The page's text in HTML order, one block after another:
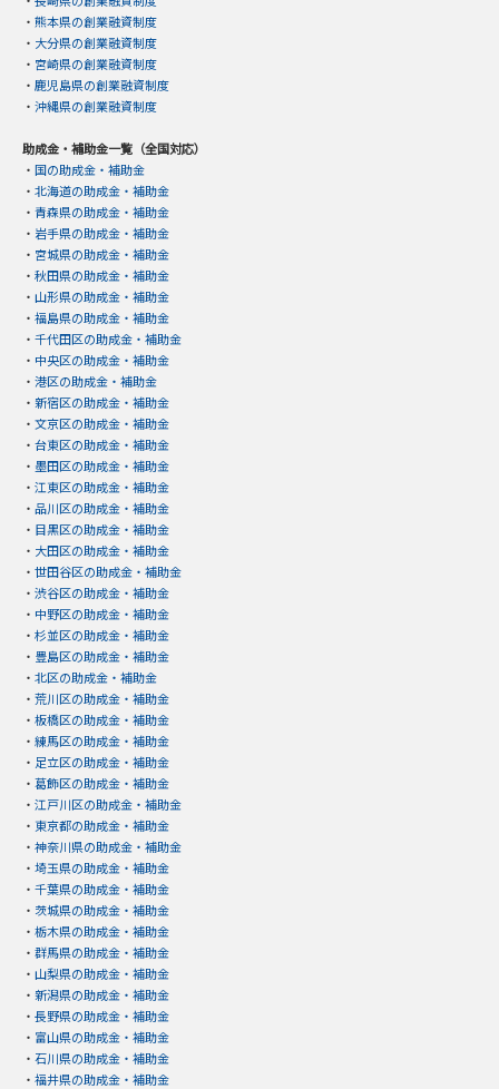
・ 熊本県の創業融資制度
・ 大分県の創業融資制度
・ 宮崎県の創業融資制度
・ 鹿児島県の創業融資制度
・ 沖縄県の創業融資制度
助成金・補助金一覧（全国対応）
・ 国の助成金・補助金
・ 北海道の助成金・補助金
・ 青森県の助成金・補助金
・ 岩手県の助成金・補助金
・ 宮城県の助成金・補助金
・ 秋田県の助成金・補助金
・ 山形県の助成金・補助金
・ 福島県の助成金・補助金
・ 千代田区の助成金・補助金
・ 中央区の助成金・補助金
・ 港区の助成金・補助金
・ 新宿区の助成金・補助金
・ 文京区の助成金・補助金
・ 台東区の助成金・補助金
・ 墨田区の助成金・補助金
・ 江東区の助成金・補助金
・ 品川区の助成金・補助金
・ 目黒区の助成金・補助金
・ 大田区の助成金・補助金
・ 世田谷区の助成金・補助金
・ 渋谷区の助成金・補助金
・ 中野区の助成金・補助金
・ 杉並区の助成金・補助金
・ 豊島区の助成金・補助金
・ 北区の助成金・補助金
・ 荒川区の助成金・補助金
・ 板橋区の助成金・補助金
・ 練馬区の助成金・補助金
・ 足立区の助成金・補助金
・ 葛飾区の助成金・補助金
・ 江戸川区の助成金・補助金
・ 東京都の助成金・補助金
・ 神奈川県の助成金・補助金
・ 埼玉県の助成金・補助金
・ 千葉県の助成金・補助金
・ 茨城県の助成金・補助金
・ 栃木県の助成金・補助金
・ 群馬県の助成金・補助金
・ 山梨県の助成金・補助金
・ 新潟県の助成金・補助金
・ 長野県の助成金・補助金
・ 富山県の助成金・補助金
・ 石川県の助成金・補助金
・ 福井県の助成金・補助金